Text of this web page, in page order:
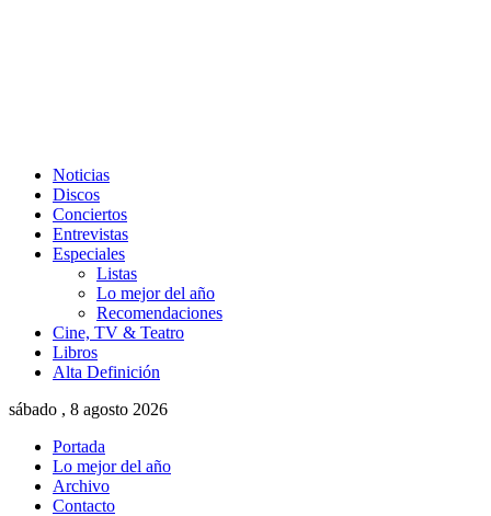
Noticias
Discos
Conciertos
Entrevistas
Especiales
Listas
Lo mejor del año
Recomendaciones
Cine, TV & Teatro
Libros
Alta Definición
sábado , 8 agosto 2026
Portada
Lo mejor del año
Archivo
Contacto